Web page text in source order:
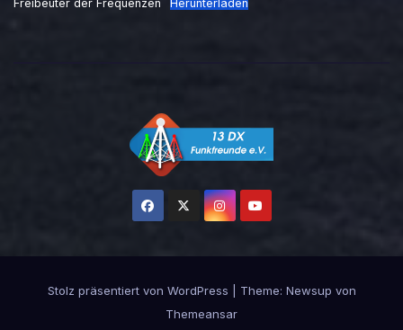
Freibeuter der Frequenzen Herunterladen
Stolz präsentiert von WordPress Theme: Newsup von
Themeansar